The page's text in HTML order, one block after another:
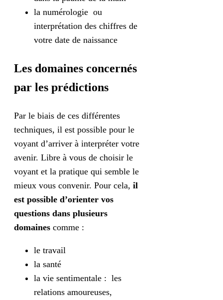
la numérologie ou
interprétation des chiffres de
votre date de naissance
Les domaines concernés
par les prédictions
Par le biais de ces différentes
techniques, il est possible pour le
voyant d’arriver à interpréter votre
avenir. Libre à vous de choisir le
voyant et la pratique qui semble le
mieux vous convenir. Pour cela, il
est possible d’orienter vos
questions dans plusieurs
domaines comme :
le travail
la santé
la vie sentimentale : les
relations amoureuses,